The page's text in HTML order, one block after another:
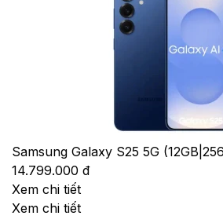
Samsung Galaxy S25 5G
14.799.000 đ
Xem chi tiết
Xem chi tiết